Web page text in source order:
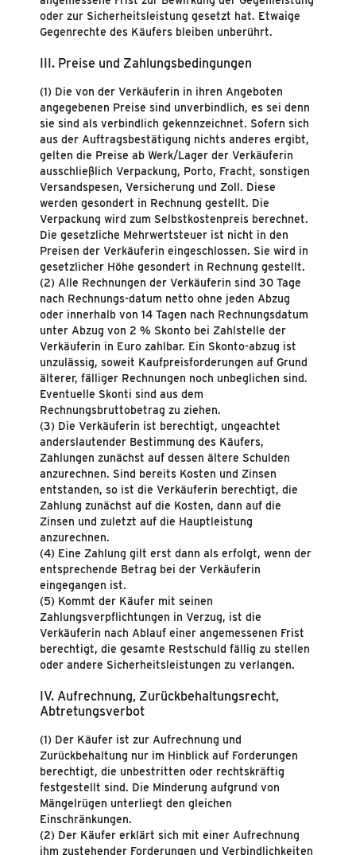
oder zur Sicherheitsleistung gesetzt hat. Etwaige
Gegenrechte des Käufers bleiben unberührt.
III. Preise und Zahlungsbedingungen
(1) Die von der Verkäuferin in ihren Angeboten
angegebenen Preise sind unverbindlich, es sei denn
sie sind als verbindlich gekennzeichnet. Sofern sich
aus der Auftragsbestätigung nichts anderes ergibt,
gelten die Preise ab Werk/Lager der Verkäuferin
ausschließlich Verpackung, Porto, Fracht, sonstigen
Versandspesen, Versicherung und Zoll. Diese
werden gesondert in Rechnung gestellt. Die
Verpackung wird zum Selbstkostenpreis berechnet.
Die gesetzliche Mehrwertsteuer ist nicht in den
Preisen der Verkäuferin eingeschlossen. Sie wird in
gesetzlicher Höhe gesondert in Rechnung gestellt.
(2) Alle Rechnungen der Verkäuferin sind 30 Tage
nach Rechnungs-datum netto ohne jeden Abzug
oder innerhalb von 14 Tagen nach Rechnungsdatum
unter Abzug von 2 % Skonto bei Zahlstelle der
Verkäuferin in Euro zahlbar. Ein Skonto-abzug ist
unzulässig, soweit Kaufpreisforderungen auf Grund
älterer, fälliger Rechnungen noch unbeglichen sind.
Eventuelle Skonti sind aus dem
Rechnungsbruttobetrag zu ziehen.
(3) Die Verkäuferin ist berechtigt, ungeachtet
anderslautender Bestimmung des Käufers,
Zahlungen zunächst auf dessen ältere Schulden
anzurechnen. Sind bereits Kosten und Zinsen
entstanden, so ist die Verkäuferin berechtigt, die
Zahlung zunächst auf die Kosten, dann auf die
Zinsen und zuletzt auf die Hauptleistung
anzurechnen.
(4) Eine Zahlung gilt erst dann als erfolgt, wenn der
entsprechende Betrag bei der Verkäuferin
eingegangen ist.
(5) Kommt der Käufer mit seinen
Zahlungsverpflichtungen in Verzug, ist die
Verkäuferin nach Ablauf einer angemessenen Frist
berechtigt, die gesamte Restschuld fällig zu stellen
oder andere Sicherheitsleistungen zu verlangen.
IV. Aufrechnung, Zurückbehaltungsrecht,
Abtretungsverbot
(1) Der Käufer ist zur Aufrechnung und
Zurückbehaltung nur im Hinblick auf Forderungen
berechtigt, die unbestritten oder rechtskräftig
festgestellt sind. Die Minderung aufgrund von
Mängelrügen unterliegt den gleichen
Einschränkungen.
(2) Der Käufer erklärt sich mit einer Aufrechnung
ihm zustehender Forderungen und Verbindlichkeiten